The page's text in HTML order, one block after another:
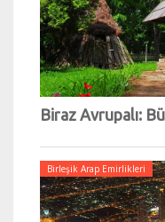
Biraz Avrupalı:
Birleşik Arap Emirlikleri